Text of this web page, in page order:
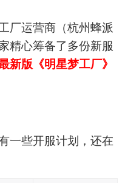
厂运营商（杭州蜂派
精心筹备了多份新服
新版《明星梦工厂》
一些开服计划，还在